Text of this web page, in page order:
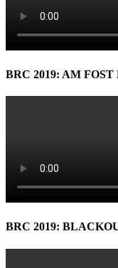
BRC 2019: AM
BRC 2019: